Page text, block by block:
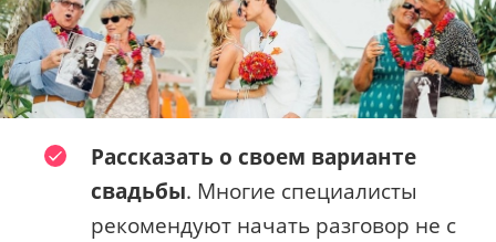
Рассказать о своем варианте
свадьбы. Многие специалисты
рекомендуют начать разговор не с